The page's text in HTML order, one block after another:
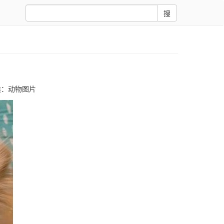
搜
动物图片